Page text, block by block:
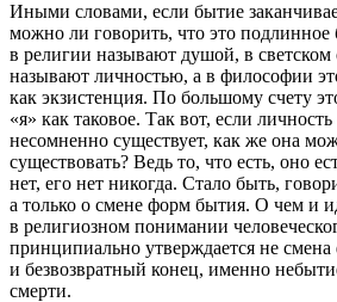
Иными словами, если бытие
можно ли говорить, что это подлинное
в религии называют душой, в
называют личностью, а в философии
как экзистенция. По большому счету
«я» как таковое. Так вот, если
несомненно существует, как же она
существовать? Ведь то, что есть, оно
нет, его нет никогда. Стало быть,
а только о смене форм бытия. О чем и
в религиозном понимании
принципиально утверждается не
и безвозвратный конец, именно
смерти.